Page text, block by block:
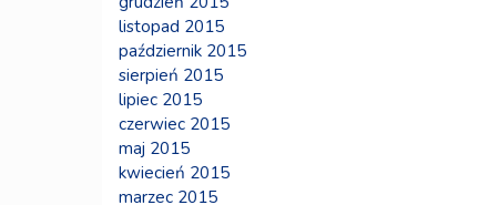
listopad 2015
październik 2015
sierpień 2015
lipiec 2015
czerwiec 2015
maj 2015
kwiecień 2015
marzec 2015